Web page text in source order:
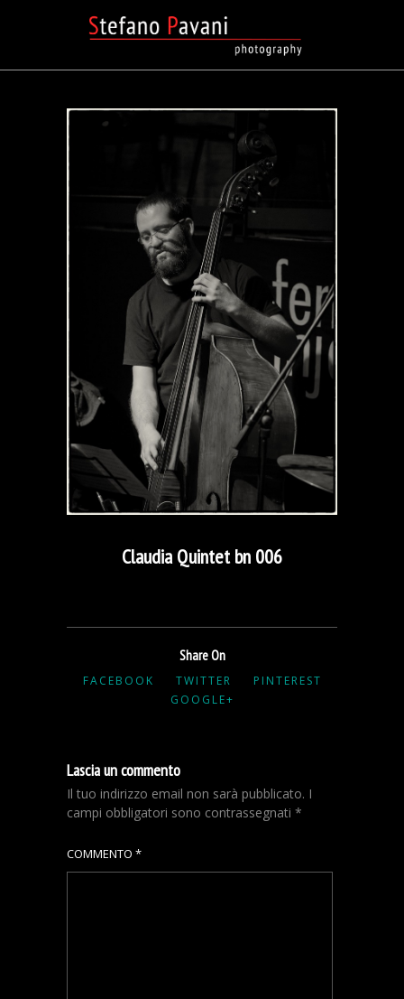
Claudia Quintet bn 006
Share On
FACEBOOK TWITTER
PINTEREST
GOOGLE+
Lascia un commento
Il tuo indirizzo email non sarà pubblicato. I
campi obbligatori sono contrassegnati *
COMMENTO *